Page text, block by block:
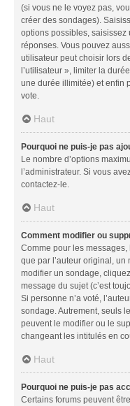
(si vous ne le voyez pas,
créer des sondages).
options possibles,
réponses. Vous pouvez
utilisateur peut choisir lors
l’utilisateur », limiter la
une durée illimitée) et enfin
vote.
Haut
Pourquoi ne puis-je pas
Le nombre d’options
l’administrateur. Si vous
contactez-le.
Haut
Comment modifier ou
Comme pour les
que par l’auteur original,
modifier un sondage,
message du sujet (c’est
Si personne n’a voté,
sondage. Autrement, seuls
peuvent le modifier ou le
changeant les intitulés en
Haut
Pourquoi ne puis-je pas
Certains forums peuvent